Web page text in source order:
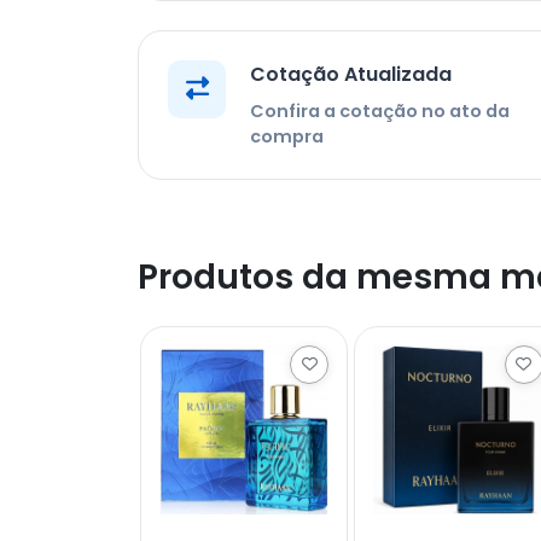
Cotação Atualizada
Confira a cotação no ato da
compra
Produtos da mesma